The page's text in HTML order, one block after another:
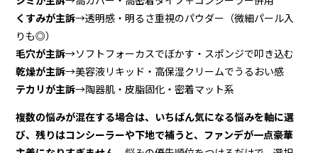
くすみが主訴→透明感・明るさ重視のパウダー（微細パール入
りも◎）
毛穴が主訴→ソフトフォーカスでぼかす・スポンジで叩き込む
乾燥が主訴→美容液リキッド・高保湿クリームでうるおい感
テカリが主訴→陶器肌・皮脂固化・密着マット系
複数の悩みが混在する場合は、いちばん気になる悩みを軸に選
び、残りはコンシーラーや下地で補うと、ファンデが一点豪華